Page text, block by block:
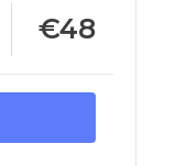
€48